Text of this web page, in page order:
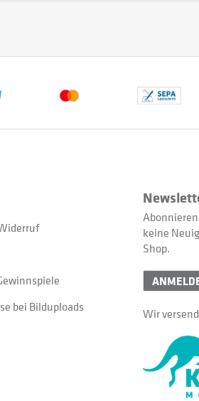
bei Bilduploads
keine
Shop.
Wir